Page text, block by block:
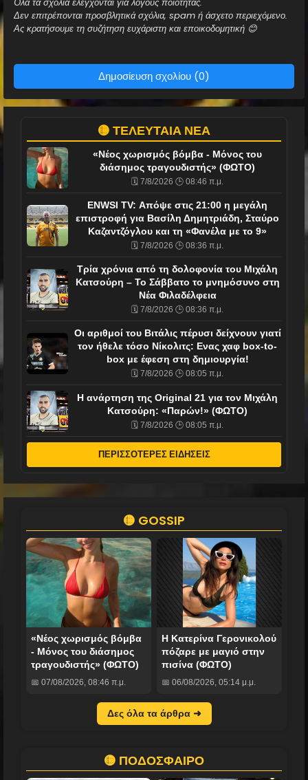
Δεν επιτρέπονται προσβλητικά σχόλια, spam ή άσχετο περιεχόμενο.
Ας κρατήσουμε τη συζήτηση ευχάριστη και εποικοδομητική 😊
Δημοσίευση σχολίου (0)
🟡 ΤΕΛΕΥΤΑΙΑ ΝΕΑ
«Νέος χωρισμός βόμβα - Μόνος του
διάσημος τραγουδιστής» (ΦΩΤΟ)
🗓️ 7/8/2026 🕒 08:46 π.μ.
ENWSI TV: Απόψε στις 21:00 η μεγάλη
επιστροφή για Βασίλη Δημητριάδη, Σταύρο
Καζαντζόγλου και τη «Φανέλα με το 9»
🗓️ 7/8/2026 🕒 08:36 π.μ.
Τρία χρόνια από τη δολοφονία του Μιχάλη
Κατσούρη – Το Σάββατο το μνημόσυνο στη
Νέα Φιλαδέλφεια
🗓️ 7/8/2026 🕒 08:36 π.μ.
Οι αριθμοί του Βιτάλις πέρυσι δείχνουν γιατί
τον ήθελε τόσο Νίκολιτς: Ενας χαφ box-to-
box με έφεση στη δημιουργία!
🗓️ 7/8/2026 🕒 08:05 π.μ.
Η ανάρτηση της Original 21 για τον Μιχάλη
Κατσούρη: «Παρών!» (ΦΩΤΟ)
🗓️ 7/8/2026 🕒 08:05 π.μ.
ΠΕΡΙΣΣΟΤΕΡΕΣ ΕΙΔΗΣΕΙΣ
🟡 GOSSIP
«Νέος χωρισμός βόμβα
- Μόνος του διάσημος
τραγουδιστής» (ΦΩΤΟ)
📅 07/08/2026, 08:46 π.μ.
Η Κατερίνα Γερονικολού
πόζαρε με μαγιό στην
πισίνα (ΦΩΤΟ)
📅 06/08/2026, 05:14 μ.μ.
Δες όλα τα άρθρα ➜
🟡 ΠΟΔΟΣΦΑΙΡΟ